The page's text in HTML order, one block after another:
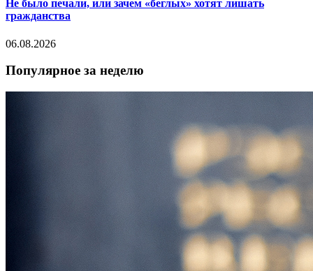
Не было печали, или зачем «беглых» хотят лишать
гражданства
06.08.2026
Популярное за неделю